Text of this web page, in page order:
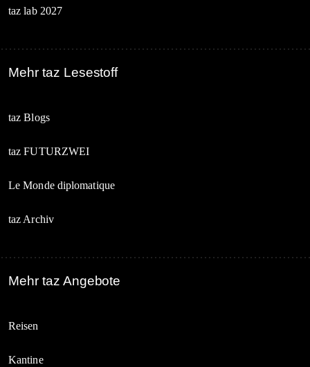
taz lab 2027
Mehr taz Lesestoff
taz Blogs
taz FUTURZWEI
Le Monde diplomatique
taz Archiv
Mehr taz Angebote
Reisen
Kantine